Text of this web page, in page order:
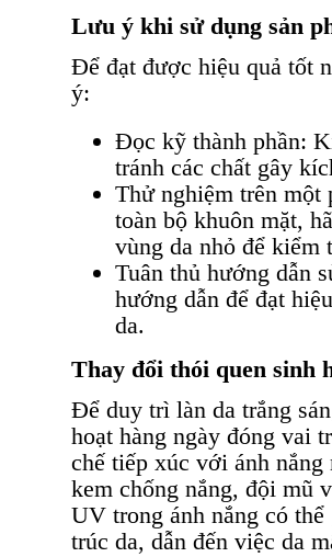
Lưu ý khi sử dụng sản
Để đạt được hiệu quả tốt
ý:
Đọc kỹ thành phần:
tránh các chất gây
Thử nghiệm trên một
toàn bộ khuôn mặt,
vùng da nhỏ để kiểm
Tuân thủ hướng dẫn
hướng dẫn để đạt
da.
Thay đổi thói quen sinh
Để duy trì làn da trắng
hoạt hàng ngày đóng vai
chế tiếp xúc với ánh
kem chống nắng, đội mũ
UV trong ánh nắng có
trúc da, dẫn đến việc da